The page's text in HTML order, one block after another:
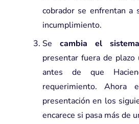
cobrador se enfrentan a
incumplimiento.
Se cambia el
presentar fuera de plazo
antes de que
requerimiento. Ahora
presentación en los
encarece si pasa más de